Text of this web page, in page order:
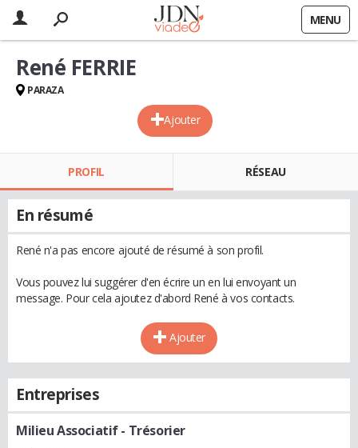
MENU
Ajouter
René FERRIE
PARAZA
PROFIL RÉSEAU
En résumé
René n'a pas encore ajouté de résumé à son profil.
Vous pouvez lui suggérer d'en écrire un en lui envoyant un
message. Pour cela ajoutez d'abord René à vos contacts.
Ajouter
Entreprises
Milieu Associatif- Trésorier